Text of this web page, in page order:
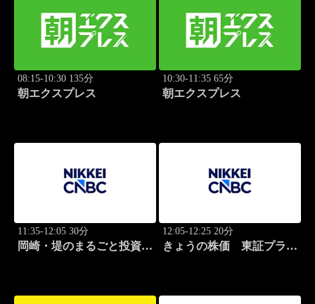
08:15-10:30 135分
朝エクスプレス
10:30-11:35 65分
朝エクスプレス
11:35-12:05 30分
岡崎・堤のまるごと投資道
12:05-12:25 20分
きょうの株価 東証プライ